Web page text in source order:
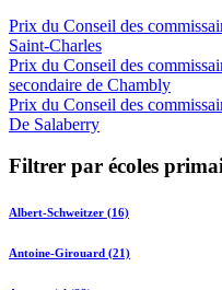
Prix du Conseil des
Saint-Charles
Prix du Conseil des
secondaire de Chambly
Prix du Conseil des
De Salaberry
Filtrer par écoles
Albert-Schweitzer (16)
Antoine-Girouard (21)